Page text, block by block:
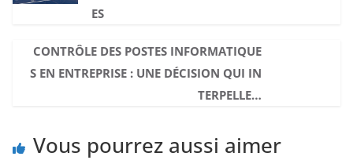
ES
CONTRÔLE DES POSTES INFORMATIQUE
S EN ENTREPRISE : UNE DÉCISION QUI IN
TERPELLE…
Vous pourrez aussi aimer